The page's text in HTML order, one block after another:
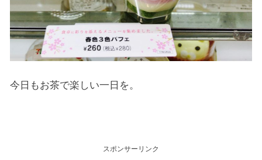
今日もお茶で楽しい一日を。
スポンサーリンク